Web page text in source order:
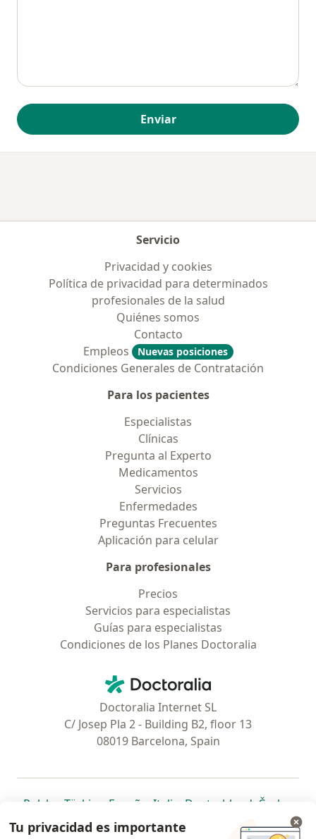
Enviar
Servicio
Privacidad y cookies
Política de privacidad para determinados
profesionales de la salud
Quiénes somos
Contacto
Empleos
Nuevas posiciones
Condiciones Generales de Contratación
Para los pacientes
Especialistas
Clínicas
Pregunta al Experto
Medicamentos
Servicios
Enfermedades
Preguntas Frecuentes
Aplicación para celular
Para profesionales
Precios
Servicios para especialistas
Guías para especialistas
Condiciones de los Planes Doctoralia
Doctoralia - Página de inicio
Doctoralia Internet SL
C/ Josep Pla 2 - Building B2, floor 13
08019 Barcelona, Spain
Polska se abre en una nueva pestaña
Türkiye se abre en una nueva pestaña
España se abre en una nueva pestaña
Italia se abre en una nueva
Deutschlandse abre en
Česko
Portugal
se abre en una nueva pestaña
México se abre en una nueva pestaña
Chile se abre en una nueva pestaña
Brasil se abre en una nueva
se abre en
se
Tu privacidad es importante